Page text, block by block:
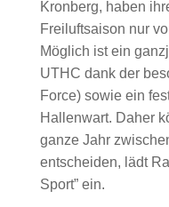
Kronberg, haben
Freiluftsaison nur
Möglich ist ein
UTHC dank der
Force) sowie ein
Hallenwart. Daher
ganze Jahr
entscheiden, lädt
Sport” ein.